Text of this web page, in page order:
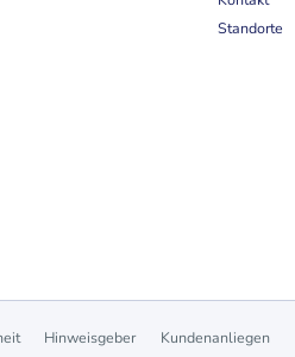
Standorte
Hinweisgeber Kundenanliegen